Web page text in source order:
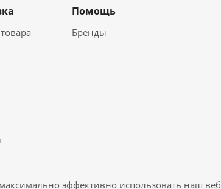
Помощь
Бренды
эффективно использовать наш